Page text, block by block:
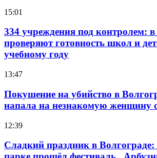
15:01
334 учреждения под контролем:
проверяют готовность школ и
учебному году
13:47
Покушение на убийство в
напала на незнакомую женщину
12:39
Сладкий праздник в